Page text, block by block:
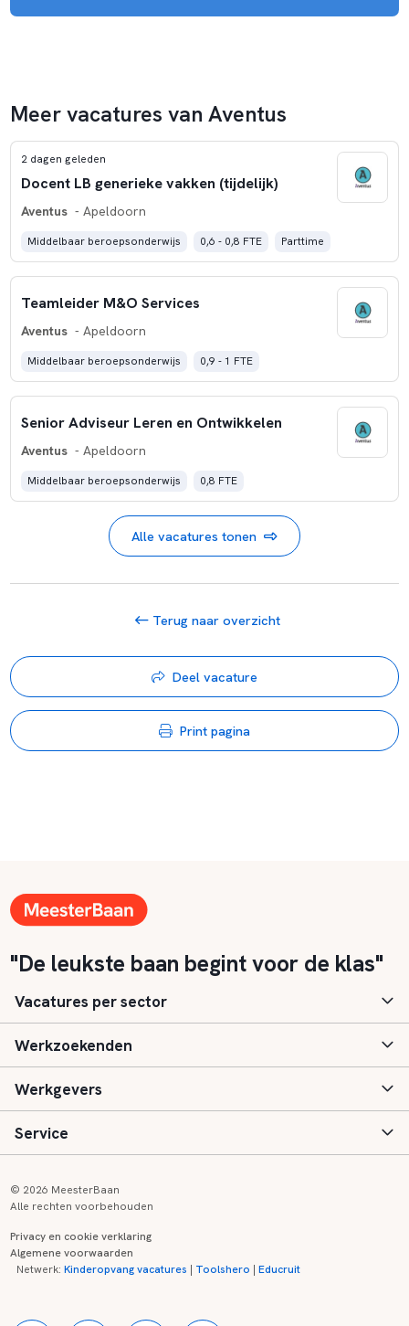
Meer vacatures van Aventus
2 dagen geleden
Docent LB generieke vakken (tijdelijk)
Aventus - Apeldoorn
Middelbaar beroepsonderwijs 0,6 - 0,8 FTE Parttime
Teamleider M&O Services
Aventus - Apeldoorn
Middelbaar beroepsonderwijs 0,9 - 1 FTE
Senior Adviseur Leren en Ontwikkelen
Aventus - Apeldoorn
Middelbaar beroepsonderwijs 0,8 FTE
Alle vacatures tonen
Terug naar overzicht
Deel vacature
Print pagina
"De leukste baan begint voor de klas"
Vacatures per sector
Basisonderwijs
Speciaal (basis) onderwijs
Voortgezet onderwijs
Kinderopvang
Werkzoekenden
Aanmelden
Vacatures
Zij-instroom informatie
Werkgevers
Inloggen
Registreren
Service
Onderwijs links
© 2026 MeesterBaan
Alle rechten voorbehouden
Privacy en cookie verklaring
Algemene voorwaarden
Netwerk:Kinderopvang vacatures | Toolshero |Educruit